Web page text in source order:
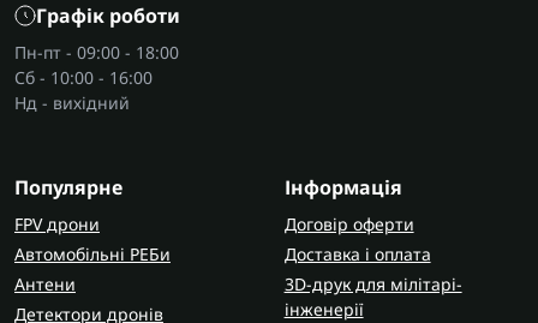
який поєднує різні комплекти для ширших задач,
сюди входятьнакидні ключі
молоток та інші інструменти найпоширенішого
користування. Також є професійні та
Що зазвичай входить в набір
інструментів?
У базовий комплект практично будь-якого кейсу
входить:
Графік роботи
Пн-пт - 09:00 - 18:00
Сб - 10:00 - 16:00
Нд - вихідний
Популярне
FPV дрони
Автомобільні РЕБи
Антени
Детектори дронів
Інформація
Договір оферти
Доставка і оплата
3D-друк для мілітарі-
інженерії